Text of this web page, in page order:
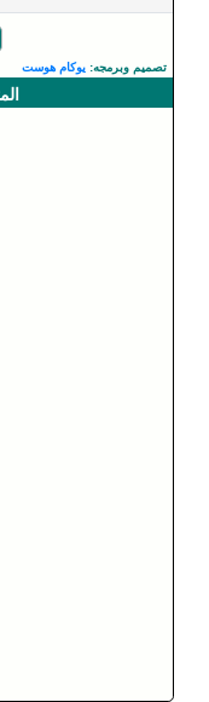
تصميم وبرمجه: يوكام هوست